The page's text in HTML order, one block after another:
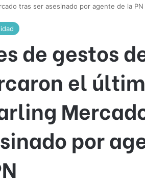
tras ser asesinado por agente de la PN
de gestos
el
por